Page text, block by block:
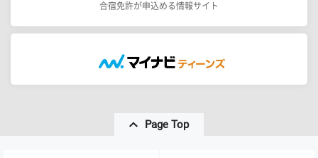
合宿免許が申込める情報サイト
Page Top